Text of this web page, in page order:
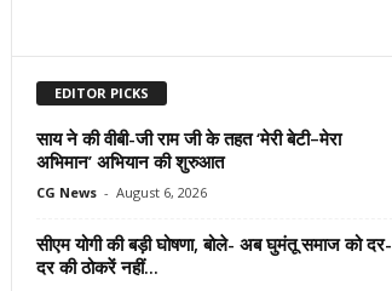
EDITOR PICKS
साय ने की वीबी-जी राम जी के तहत ‘मेरी बेटी–मेरा
अभिमान’ अभियान की शुरुआत
CG News - August 6, 2026
सीएम योगी की बड़ी घोषणा, बोले- अब घुमंतू समाज को दर-
दर की ठोकरें नहीं...